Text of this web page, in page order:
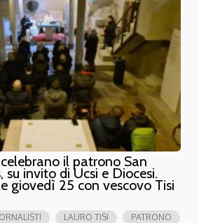
il patrono San
su invito di Ucsi e Diocesi.
giovedì 25 con vescovo Tisi
LAURO TISI
PATRONO